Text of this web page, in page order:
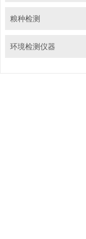
粮种检测
环境检测仪器